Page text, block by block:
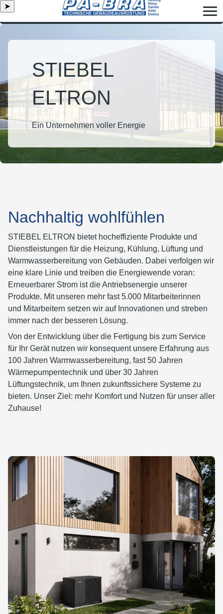
➤
STIEBEL
ELTRON
Ein Unternehmen voller Energie
Nachhaltig wohlfühlen
STIEBEL ELTRON bietet hocheffiziente Produkte und
Dienstleistungen für die Heizung, Kühlung, Lüftung und
Warmwasserbereitung von Gebäuden. Dabei verfolgen wir
eine klare Linie und treiben die Energiewende voran:
Erneuerbarer Strom ist die Antriebsenergie unserer
Produkte. Mit unseren mehr fast 5.000 Mitarbeiterinnen
und Mitarbeitern setzen wir auf Innovationen und streben
immer nach der besseren Lösung.
Von der Entwicklung über die Fertigung bis zum Service
für Ihr Gerät nutzen wir konsequent unsere Erfahrung aus
100 Jahren Warmwasserbereitung, fast 50 Jahren
Wärmepumpentechnik und über 30 Jahren
Lüftungstechnik, um Ihnen zukunftssichere Systeme zu
bieten. Unser Ziel: mehr Komfort und Nutzen für unser aller
Zuhause!